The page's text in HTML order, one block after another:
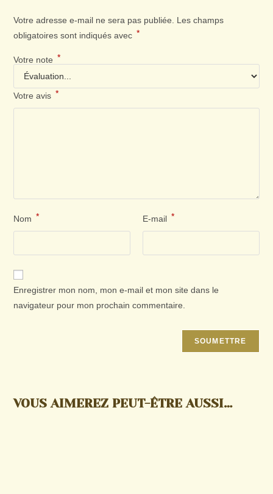
Votre adresse e-mail ne sera pas publiée. Les champs
obligatoires sont indiqués avec *
Votre note *
Votre avis *
Nom * E-mail *
Enregistrer mon nom, mon e-mail et mon site dans le
navigateur pour mon prochain commentaire.
VOUS AIMEREZ PEUT-ÊTRE AUSSI…